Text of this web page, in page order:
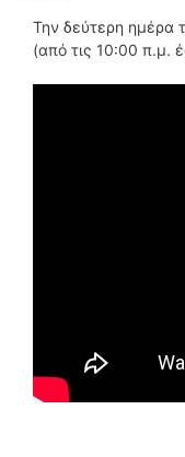
Την δεύτερη ημέρα
(από τις 10:00 π.μ.